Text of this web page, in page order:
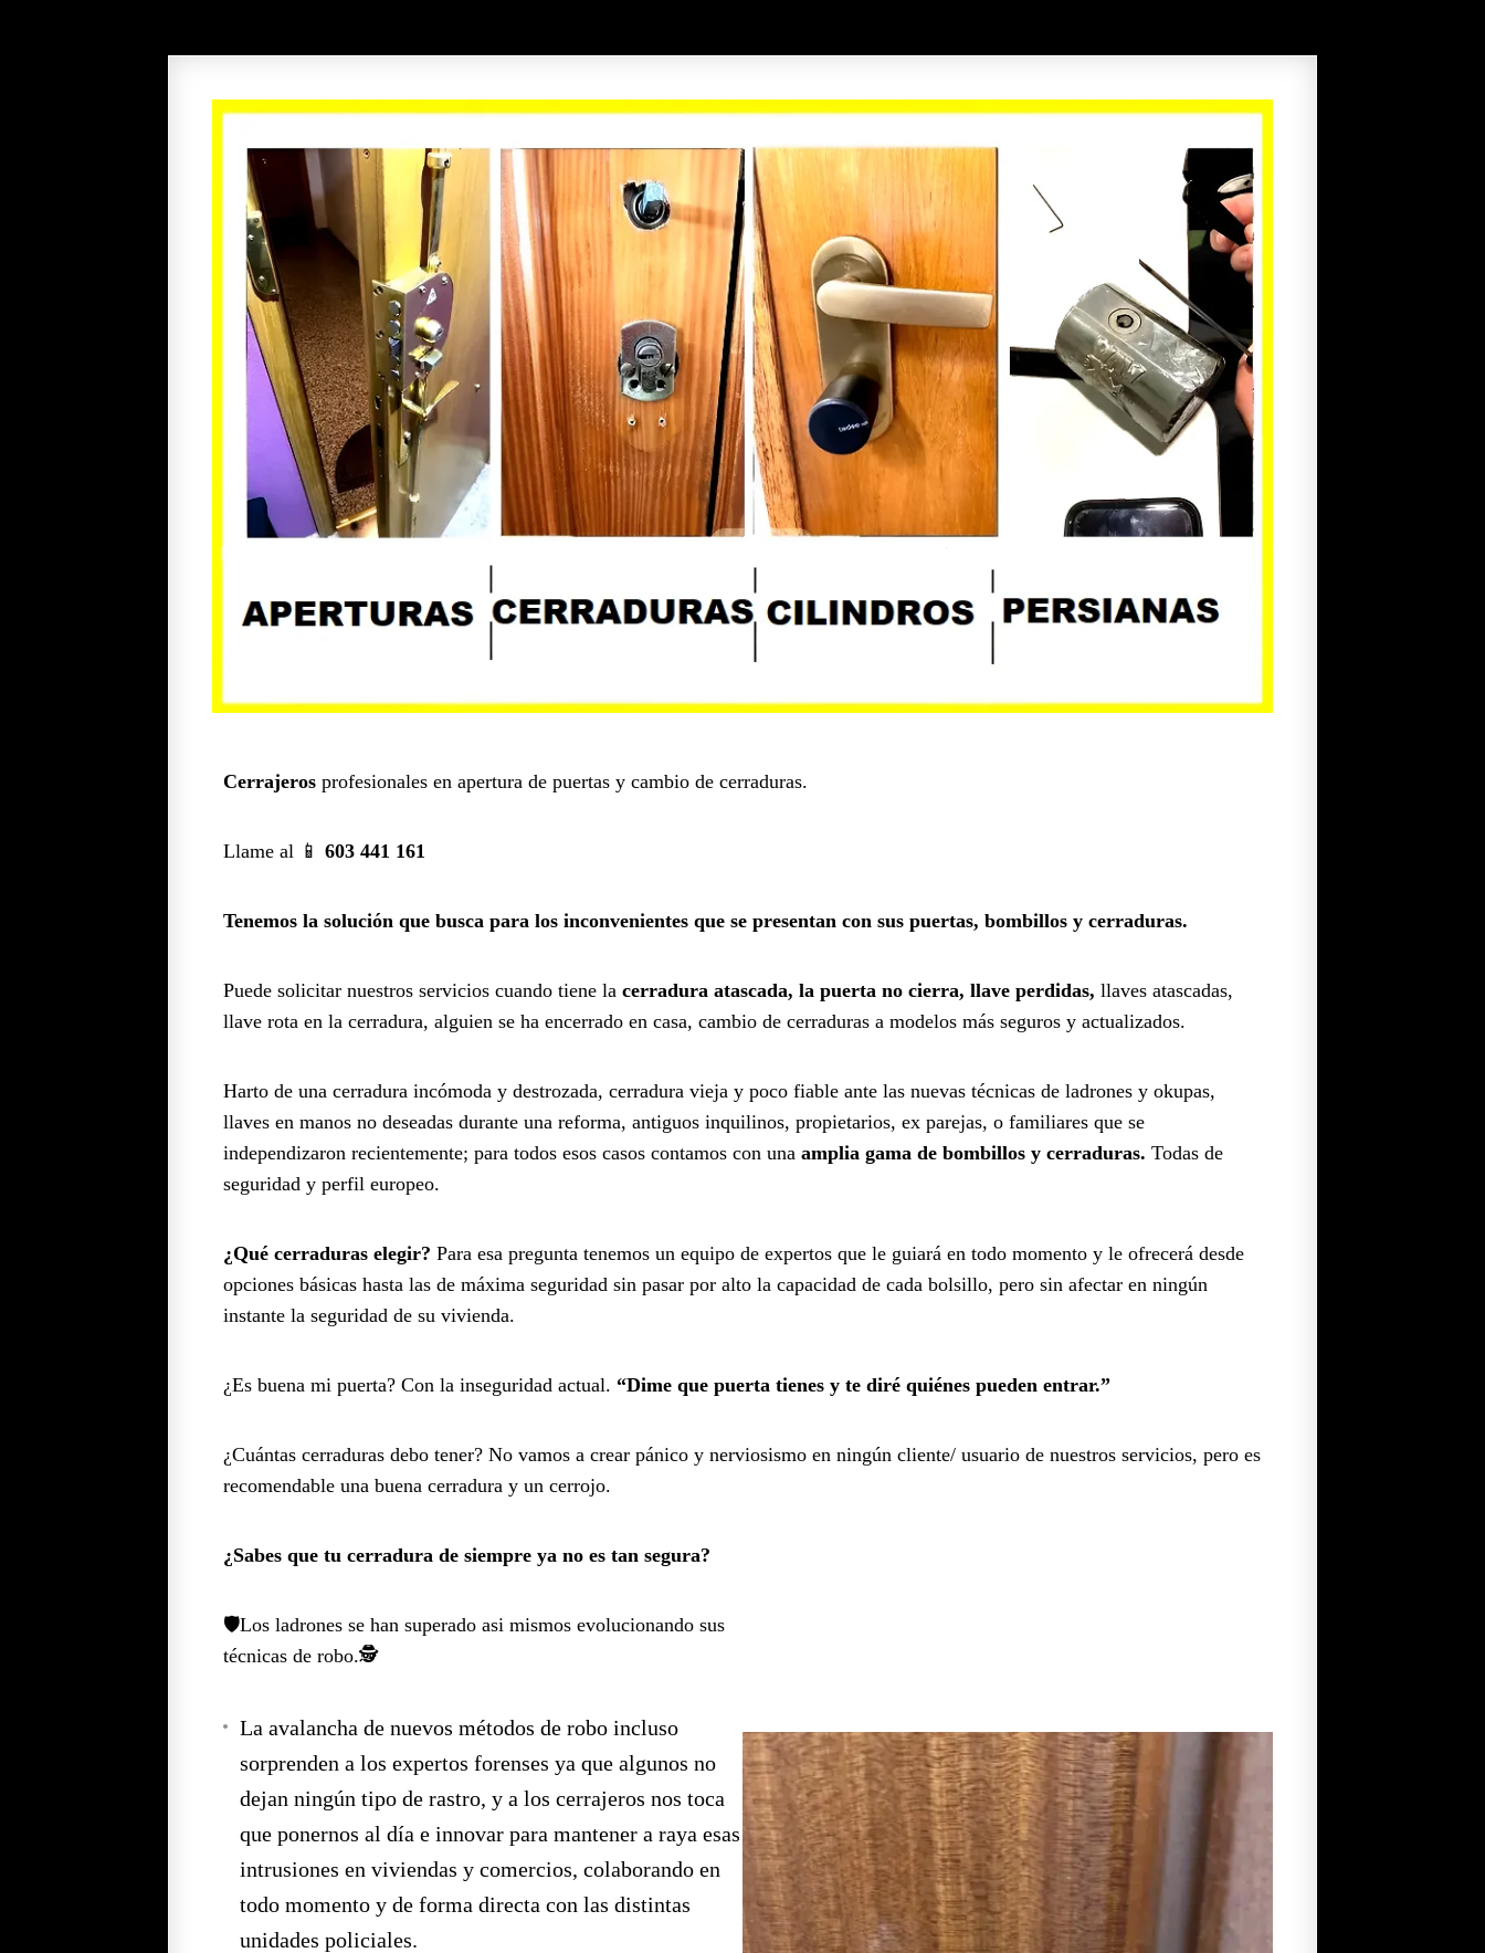
Cerrajeros profesionales en apertura de puertas y cambio de cerraduras.
Llame al 📱 603 441 161
Tenemos la solución que busca para los inconvenientes que se presentan con sus puertas, bombillos y cerraduras.
Puede solicitar nuestros servicios cuando tiene la cerradura atascada, la puerta no cierra, llave perdidas, llaves atascadas,
llave rota en la cerradura, alguien se ha encerrado en casa, cambio de cerraduras a modelos más seguros y actualizados.
Harto de una cerradura incómoda y destrozada, cerradura vieja y poco fiable ante las nuevas técnicas de ladrones y okupas,
llaves en manos no deseadas durante una reforma, antiguos inquilinos, propietarios, ex parejas, o familiares que se
independizaron recientemente; para todos esos casos contamos con una amplia gama de bombillos y cerraduras. Todas de
seguridad y perfil europeo.
¿Qué cerraduras elegir? Para esa pregunta tenemos un equipo de expertos que le guiará en todo momento y le ofrecerá desde
opciones básicas hasta las de máxima seguridad sin pasar por alto la capacidad de cada bolsillo, pero sin afectar en ningún
instante la seguridad de su vivienda.
¿Es buena mi puerta? Con la inseguridad actual. “Dime que puerta tienes y te diré quiénes pueden entrar.”
¿Cuántas cerraduras debo tener? No vamos a crear pánico y nerviosismo en ningún cliente/ usuario de nuestros servicios, pero es
recomendable una buena cerradura y un cerrojo.
¿Sabes que tu cerradura de siempre ya no es tan segura?
🛡️Los ladrones se han superado asi mismos evolucionando sus
técnicas de robo.🕵️
La avalancha de nuevos métodos de robo incluso
sorprenden a los expertos forenses ya que algunos no
dejan ningún tipo de rastro, y a los cerrajeros nos toca
que ponernos al día e innovar para mantener a raya esas
intrusiones en viviendas y comercios, colaborando en
todo momento y de forma directa con las distintas
unidades policiales.